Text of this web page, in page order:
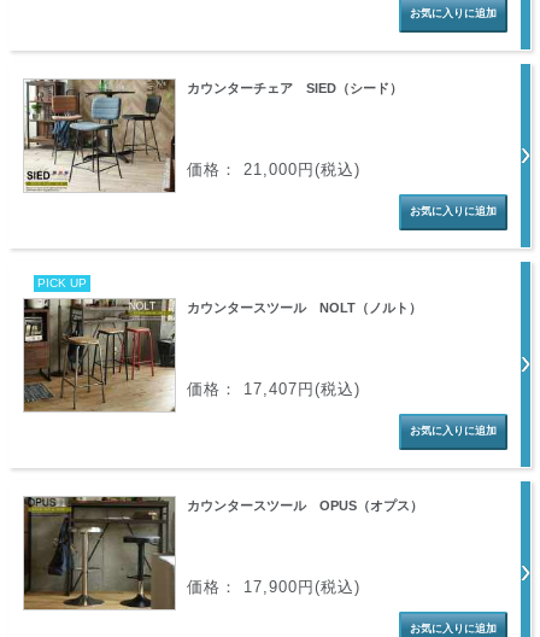
カウンターチェア SIED（シード）
価格： 21,000円(税込)
PICK UP
カウンタースツール NOLT（ノルト）
価格： 17,407円(税込)
カウンタースツール OPUS（オプス）
価格： 17,900円(税込)